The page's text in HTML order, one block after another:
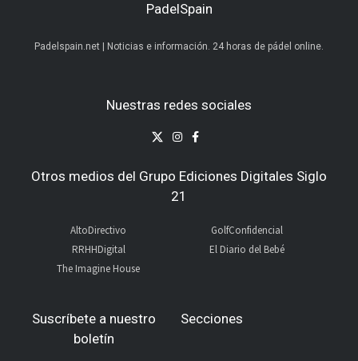
PadelSpain
Padelspain.net | Noticias e información. 24 horas de pádel online.
Nuestras redes sociales
Otros medios del Grupo Ediciones Digitales Siglo
21
AltoDirectivo
RRHHDigital
The Imagine House
GolfConfidencial
El Diario del Bebé
Suscríbete a nuestro
boletín
Secciones